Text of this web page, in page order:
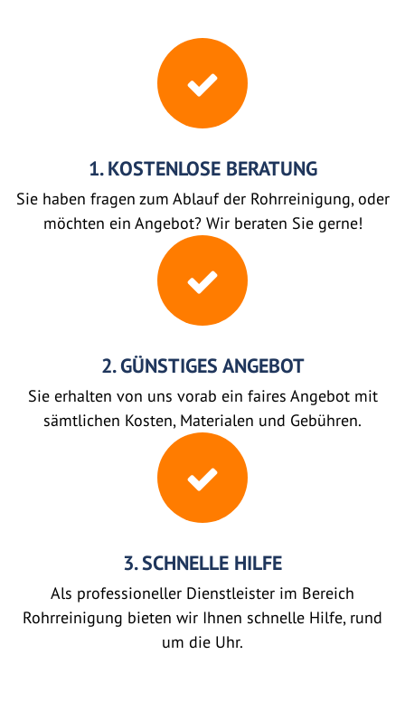
1. KOSTENLOSE BERATUNG
Sie haben fragen zum Ablauf der Rohrreinigung, oder
möchten ein Angebot? Wir beraten Sie gerne!
2. GÜNSTIGES ANGEBOT
Sie erhalten von uns vorab ein faires Angebot mit
sämtlichen Kosten, Materialen und Gebühren.
3. SCHNELLE HILFE
Als professioneller Dienstleister im Bereich
Rohrreinigung bieten wir Ihnen schnelle Hilfe, rund
um die Uhr.